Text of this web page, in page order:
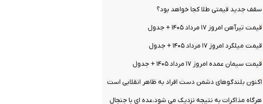
سقف جدید قیمتی طلا کجا خواهد بود؟
قیمت تیرآهن امروز ۱۷ مرداد ۱۴۰۵ + جدول
قیمت میلگرد امروز ۱۷ مرداد ۱۴۰۵ + جدول
قیمت سیمان عمده امروز ۱۷ مرداد ۱۴۰۵ + جدول
اکنون بلندگوهای دشمن دست افراد به ظاهر انقلابی است
هرگاه مذاکرات به نتیجه نزدیک می شود،عده ای با جنجال